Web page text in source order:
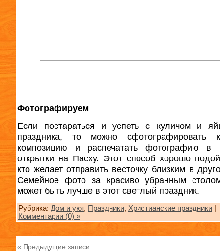
Фотографируем
Если постараться и успеть с куличом и
праздника, то можно сфотографировать
композицию и распечатать фотографию в
открытки на Пасху. Этот способ хорошо
кто желает отправить весточку близким в
Семейное фото за красиво убранным
может быть лучше в этот светлый праздник.
Рубрика: Дом и уют, Праздники, Христианские праздники |
Комментарии (0) »
« Предыдущие записи